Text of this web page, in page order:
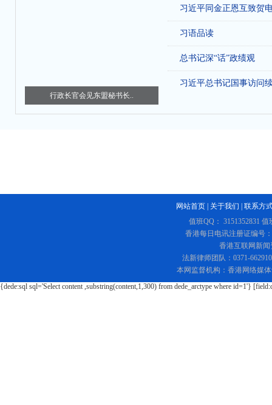
行政长官会见东盟秘书长..
习近平同金正恩互致贺
习语品读
总书记深“话”政绩观
习近平总书记国事访问
网站首页 关于我们
联系方
值班QQ： 3151352831
香港每日电讯注册证编号
香港互联网新闻
法新律师团队：0371-
本网监督机构：香港网络媒
{dede:sql sql='Select content ,substring(content,1,300) from dede_arctype where id=1'}